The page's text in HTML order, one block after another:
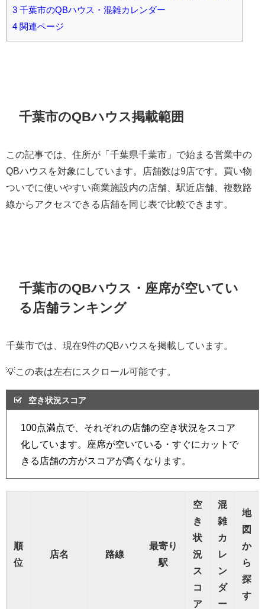
3 千葉市のQBハウス・混雑カレンダー
4 関連ページ
千葉市のQBハウス掲載範囲
この記事では、住所が「千葉県千葉市」で始まる営業中の
QBハウスを対象にしています。店舗数は9店です。買い物
ついでに使いやすい商業施設内の店舗、駅近店舗、複数路
線からアクセスできる店舗を同じ表で比較できます。
千葉市のQBハウス・座席が空いてい
る店舗ランキング
千葉市では、現在9件のQBハウスを掲載しています。
💡この表は左右にスクロール可能です。
空き状況スコア
100点満点で、それぞれの店舗の空き状況をスコア
化しています。座席が空いている・すぐにカットで
きる店舗の方がスコアが高くなります。
順
位
店名 路線
最寄り
駅
空
き
状
況
ス
コ
ア
混
雑
カ
レ
ン
ダ
ー
地
図
か
ら
探
す